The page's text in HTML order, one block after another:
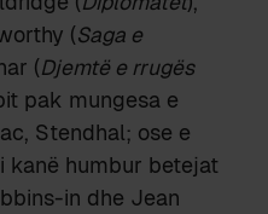
(Saga e
(Djemtë e rrugës
pak mungesa e
Stendhal; ose e
kanë humbur betejat
in dhe Jean